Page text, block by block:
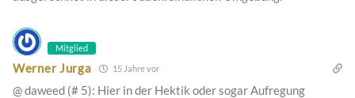
Mitglied
Werner Jurga 15 Jahre vor
@ daweed (# 5): Hier in der Hektik oder sogar Aufregung